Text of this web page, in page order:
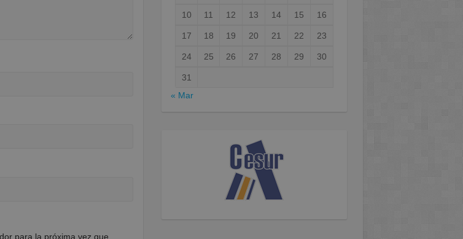
para la próxima vez que
10 11 12 13 14 15 16
17 18 19 20 21 22 23
24 25 26 27 28 29 30
31
« Mar